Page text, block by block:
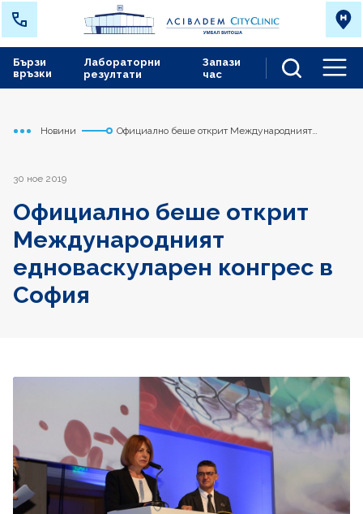
Лабораторни
резултати
Запази
час
Бързи
връзки
Начало
Сърдечно съдов център
Новини
Официално беше открит Международният
30 ное 2019
Официално беше открит
Международният
едноваскуларен конгрес в
София